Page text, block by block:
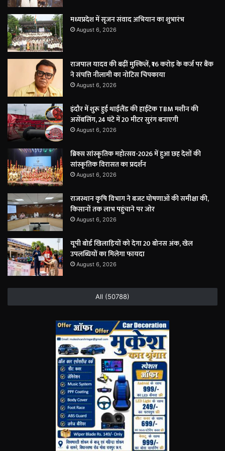
मध्यप्रदेश में सृजन संवाद अभियान का शुभारंभ
August 6, 2026
राजपाल यादव की बढ़ीं मुश्किलें, ₹16 करोड़ के कर्ज पर बैंक
ने संपत्ति नीलामी का नोटिस चिपकाया
August 6, 2026
इंदौर में शुरू हुई थाईलैंड की हाईटेक TBM मशीन की
असेंबलिंग, 24 घंटे में 20 मीटर सुरंग बनाएगी
August 6, 2026
ब्रिक्स सांस्कृतिक महोत्सव-2026 में हुआ छह देशों की
सांस्कृतिक विरासत का प्रदर्शन
August 6, 2026
राजस्थान कृषि विभाग ने बजट घोषणाओं की समीक्षा की,
किसानों तक लाभ पहुंचाने पर जोर
August 6, 2026
यूपी बोर्ड खिलाड़ियों को देगा 20 बोनस अंक, खेल
उपलब्धियों का मिलेगा फायदा
August 6, 2026
All (50788)